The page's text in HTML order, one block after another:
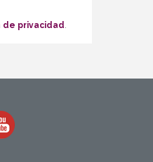
de privacidad.